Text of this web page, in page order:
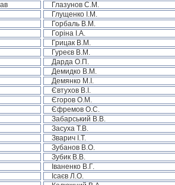
Глазунов С.М.
Глущенко І.М.
Горбаль В.М.
Горіна І.А.
Грицак В.М.
Гуреєв В.М.
Дарда О.П.
Демидко В.М.
Демянко М.І.
Євтухов В.І.
Єгоров О.М.
Єфремов О.С.
Забарський В.В.
Засуха Т.В.
Зварич І.Т.
Зубанов В.О.
Зубик В.В.
Іваненко В.Г.
Ісаєв Л.О.